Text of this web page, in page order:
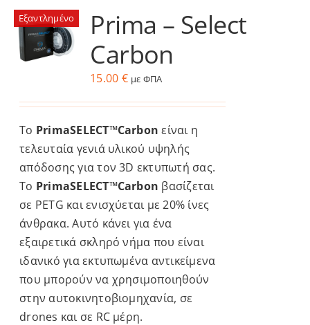
Services
Blog
Επικοινωνία
Εξαντλημένο
Prima – Select
Carbon
15.00 € με ΦΠΑ
Το PrimaSELECT™Carbon είναι η
τελευταία γενιά υλικού υψηλής
απόδοσης για τον 3D εκτυπωτή σας.
Το PrimaSELECT™Carbon βασίζεται
σε PETG και ενισχύεται με 20% ίνες
άνθρακα. Αυτό κάνει για ένα
εξαιρετικά σκληρό νήμα που είναι
ιδανικό για εκτυπωμένα αντικείμενα
που μπορούν να χρησιμοποιηθούν
στην αυτοκινητοβιομηχανία, σε
drones και σε RC μέρη.